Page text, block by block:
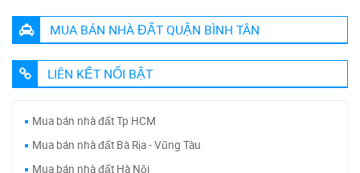
MUA BÁN NHÀ ĐẤT QUẬN BÌNH TÂN
LIÊN KẾT NỔI BẬT
Mua bán nhà đất Tp HCM
Mua bán nhà đất Bà Rịa - Vũng Tàu
Mua bán nhà đất Hà Nội